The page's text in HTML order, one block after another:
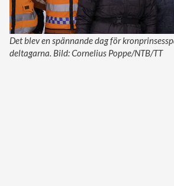
Det blev en spännande dag för
deltagarna. Bild: Cornelius Poppe/NTB/TT